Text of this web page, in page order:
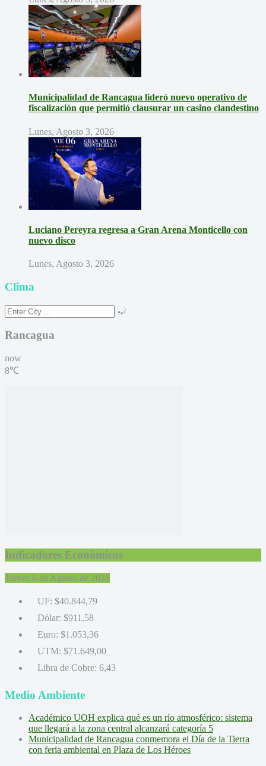
Municipalidad de Rancagua lideró nuevo operativo de
fiscalización que permitió clausurar un casino clandestino
Lunes, Agosto 3, 2026
Luciano Pereyra regresa a Gran Arena Monticello con
nuevo disco
Lunes, Agosto 3, 2026
Clima
Rancagua
now
8℃
Indicadores Económicos
Jueves 6 de Agosto de 2026
UF: $40.844,79
Dólar: $911,58
Euro: $1.053,36
UTM: $71.649,00
Libra de Cobre: 6,43
Medio Ambiente
Académico UOH explica qué es un río atmosférico: sistema
que llegará a la zona central alcanzará categoría 5
Municipalidad de Rancagua conmemora el Día de la Tierra
con feria ambiental en Plaza de Los Héroes